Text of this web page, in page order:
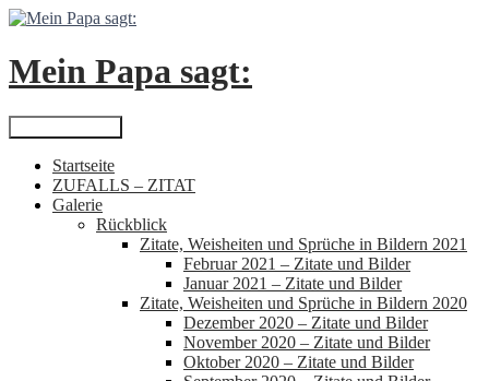
Zum
springen
Mein Papa sagt:
Suchen
Startseite
ZUFALLS – ZITAT
Galerie
Rückblick
Zitate, Weisheiten und Sprüche in Bildern 2021
Februar 2021 – Zitate und Bilder
Januar 2021 – Zitate und Bilder
Zitate, Weisheiten und Sprüche in Bildern 2020
Dezember 2020 – Zitate und Bilder
November 2020 – Zitate und Bilder
Oktober 2020 – Zitate und Bilder